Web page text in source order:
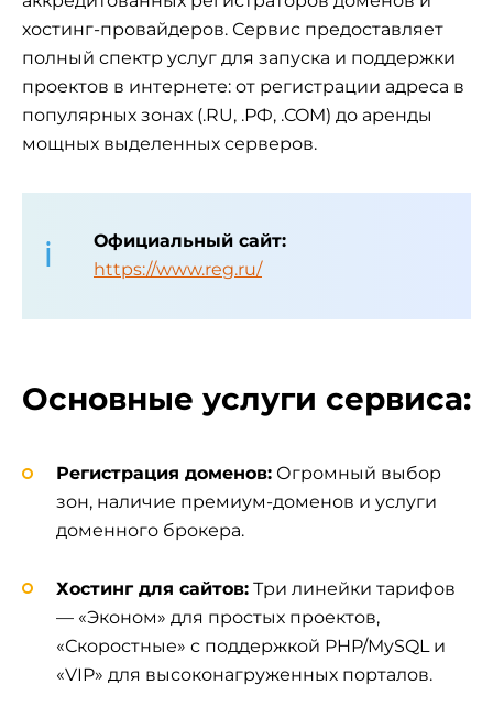
хостинг-провайдеров. Сервис предоставляет
полный спектр услуг для запуска и поддержки
проектов в интернете: от регистрации адреса в
популярных зонах (.RU, .РФ, .COM) до аренды
мощных выделенных серверов.
Официальный сайт:
https://www.reg.ru/
Основные услуги сервиса:
Регистрация доменов: Огромный выбор
зон, наличие премиум-доменов и услуги
доменного брокера.
Хостинг для сайтов: Три линейки тарифов
— «Эконом» для простых проектов,
«Скоростные» с поддержкой PHP/MySQL и
«VIP» для высоконагруженных порталов.